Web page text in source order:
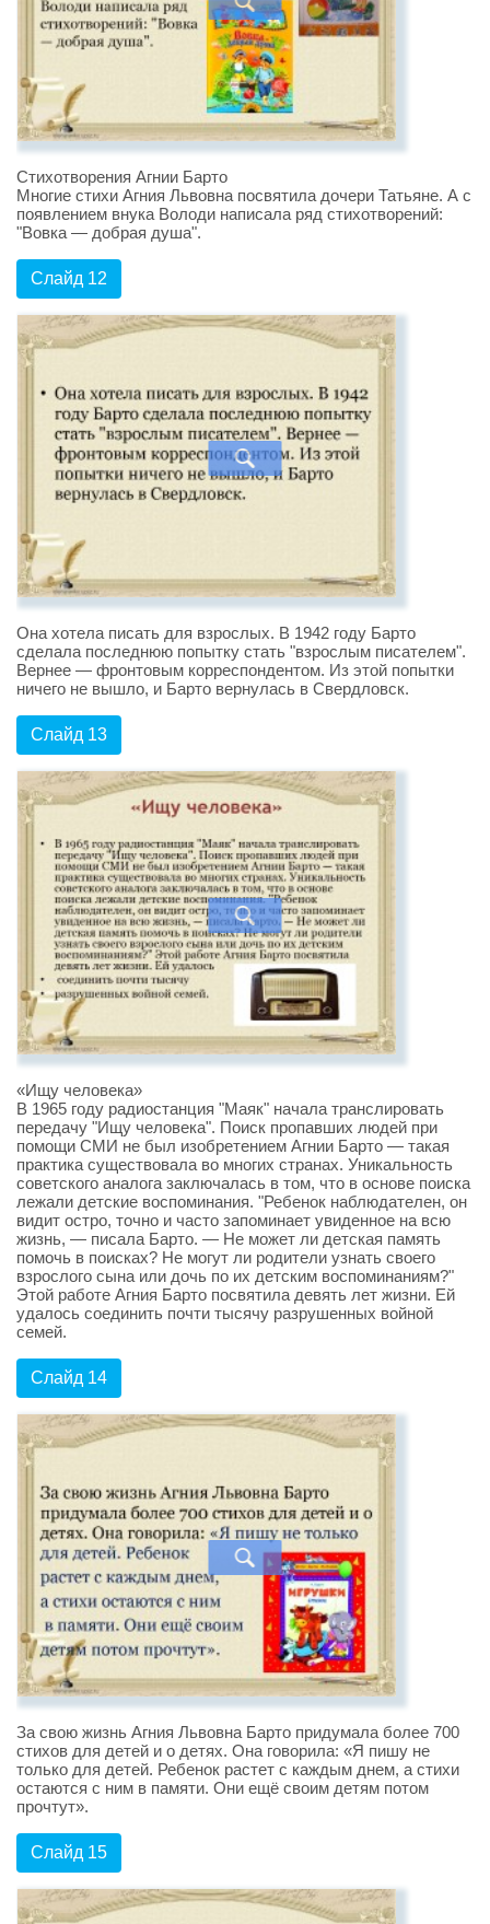
Стихотворения Агнии Барто
Многие стихи Агния Львовна посвятила дочери Татьяне. А с
появлением внука Володи написала ряд стихотворений:
"Вовка — добрая душа".
Слайд 12
Она хотела писать для взрослых. В 1942 году Барто
сделала последнюю попытку стать "взрослым писателем".
Вернее — фронтовым корреспондентом. Из этой попытки
ничего не вышло, и Барто вернулась в Свердловск.
Слайд 13
«Ищу человека»
В 1965 году радиостанция "Маяк" начала транслировать
передачу "Ищу человека". Поиск пропавших людей при
помощи СМИ не был изобретением Агнии Барто — такая
практика существовала во многих странах. Уникальность
советского аналога заключалась в том, что в основе поиска
лежали детские воспоминания. "Ребенок наблюдателен, он
видит остро, точно и часто запоминает увиденное на всю
жизнь, — писала Барто. — Не может ли детская память
помочь в поисках? Не могут ли родители узнать своего
взрослого сына или дочь по их детским воспоминаниям?"
Этой работе Агния Барто посвятила девять лет жизни. Ей
удалось соединить почти тысячу разрушенных войной
семей.
Слайд 14
За свою жизнь Агния Львовна Барто придумала более 700
стихов для детей и о детях. Она говорила: «Я пишу не
только для детей. Ребенок растет с каждым днем, а стихи
остаются с ним в памяти. Они ещё своим детям потом
прочтут».
Слайд 15